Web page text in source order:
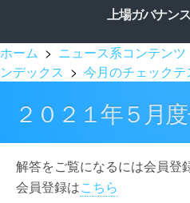
上場ガバナン
ホーム > ニュース系コンテンツ
ンデックス > 今月のチェックテ
２０２１年５月
解答をご覧になるには会員登
会員登録はこちら